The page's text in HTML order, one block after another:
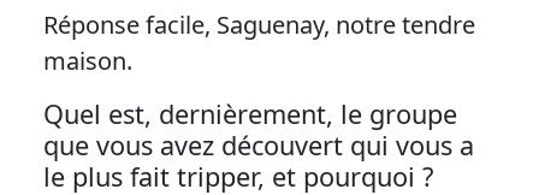
Réponse facile, Saguenay, notre tendre
maison.
Quel est, dernièrement, le groupe
que vous avez découvert qui vous a
le plus fait tripper, et pourquoi ?